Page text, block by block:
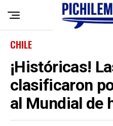
CHILE
¡Históricas!
clasificaron
al Mundial de